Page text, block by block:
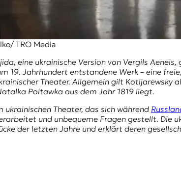
TRO Media
, eine ukrainische Version von Vergils Aeneis,
19. Jahrhundert entstandene Werk – eine
Theater. Allgemein gilt Kotljarewsky
Poltawkaaus dem Jahr 1819 liegt.
ukrainischen Theater, das sich während
und unbequeme Fragen gestellt. Die
der letzten Jahre und erklärt deren